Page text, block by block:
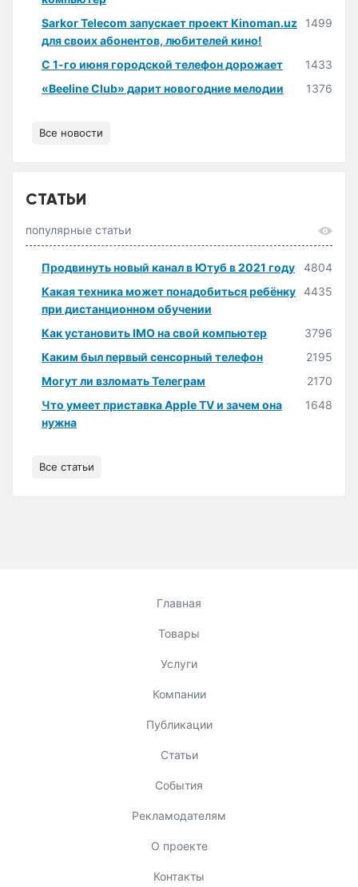
Sarkor Telecom запускает проект Kinoman.uz
для своих абонентов, любителей кино!
1499
С 1-го июня городской телефон дорожает
1433
«Beeline Club» дарит новогодние мелодии
1376
Все новости
СТАТЬИ
популярные статьи
Продвинуть новый канал в Ютуб в 2021 году
4804
Какая техника может понадобиться ребёнку
при дистанционном обучении
4435
Как установить IMO на свой компьютер
3796
Каким был первый сенсорный телефон
2195
Могут ли взломать Телеграм
2170
Что умеет приставка Apple TV и зачем она
нужна
1648
Все статьи
Главная
Товары
Услуги
Компании
Публикации
Статьи
События
Рекламодателям
О проекте
Контакты